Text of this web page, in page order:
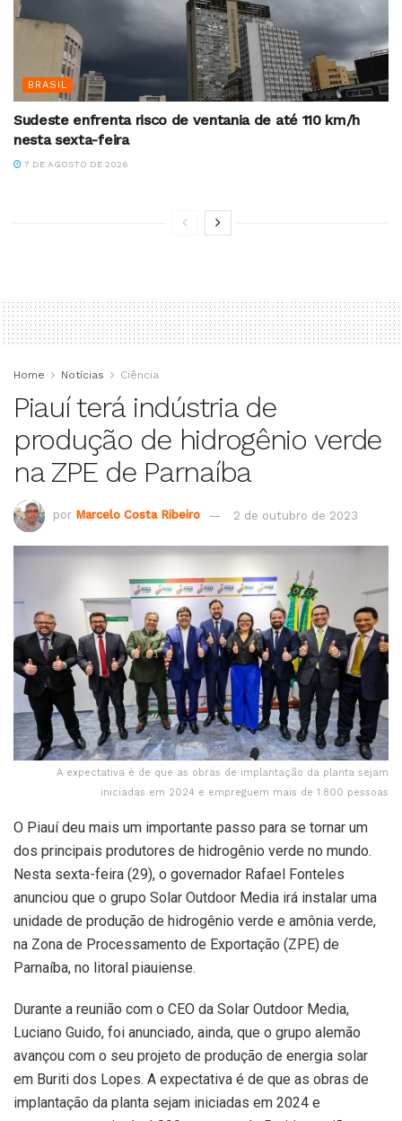
BRASIL
Sudeste enfrenta risco de ventania de até 110 km/h
nesta sexta-feira
7 DE AGOSTO DE 2026
Home Notícias Ciência
Piauí terá indústria de
produção de hidrogênio verde
na ZPE de Parnaíba
por Marcelo Costa Ribeiro 2 de outubro de 2023
A expectativa é de que as obras de implantação da planta sejam
iniciadas em 2024 e empreguem mais de 1.800 pessoas
O Piauí deu mais um importante passo para se tornar um
dos principais produtores de hidrogênio verde no mundo.
Nesta sexta-feira (29), o governador Rafael Fonteles
anunciou que o grupo Solar Outdoor Media irá instalar uma
unidade de produção de hidrogênio verde e amônia verde,
na Zona de Processamento de Exportação (ZPE) de
Parnaíba, no litoral piauiense.
Durante a reunião com o CEO da Solar Outdoor Media,
Luciano Guido, foi anunciado, ainda, que o grupo alemão
avançou com o seu projeto de produção de energia solar
em Buriti dos Lopes. A expectativa é de que as obras de
implantação da planta sejam iniciadas em 2024 e